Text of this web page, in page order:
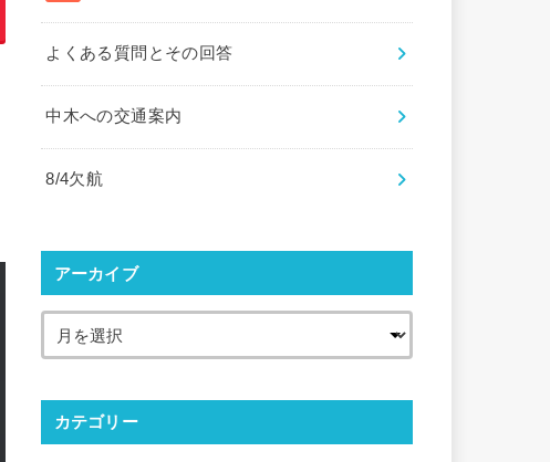
よくある質問とその回答
中木への交通案内
8/4欠航
アーカイブ
カテゴリー